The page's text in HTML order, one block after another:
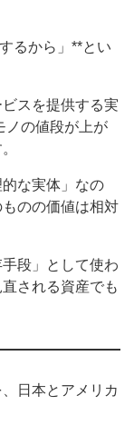
るから」**とい
スを提供する実
ノの値段が上が
な実体」なの
のの価値は相対
段」として使わ
される資産でも
日本とアメリカ